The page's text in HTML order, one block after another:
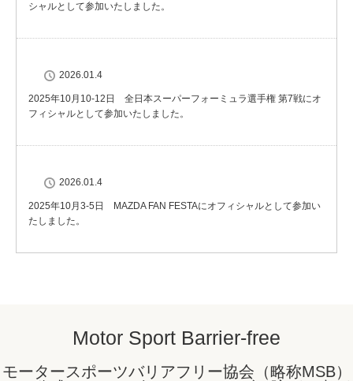
シャルとして参加いたしました。
2026.01.4
2025年10月10-12日 全日本スーパーフォーミュラ選手権 第7戦にオ
フィシャルとして参加いたしました。
2026.01.4
2025年10月3-5日 MAZDA FAN FESTAにオフィシャルとして参加い
たしました。
Motor Sport Barrier-free
モータースポーツバリアフリー協会（略称MSB）